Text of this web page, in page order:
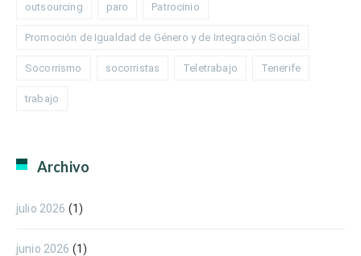
outsourcing paro Patrocinio
Promoción de Igualdad de Género y de Integración Social
Socorrismo socorristas Teletrabajo Tenerife
trabajo
Archivo
julio 2026 (1)
junio 2026 (1)